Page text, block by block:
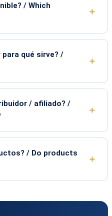
/ Which
qué sirve? /
/ afiliado? /
/ Do products